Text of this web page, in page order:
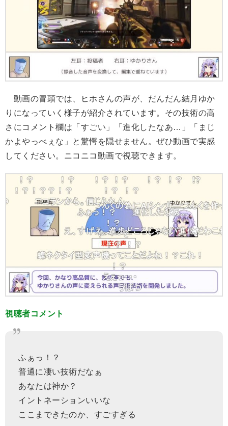
動画の冒頭では、ヒホさんの声が、だんだん結月ゆか
りになっていく様子が紹介されています。その技術の高
さにコメント欄は「すごい」「進化したなあ…」「まじ
かよやっべぇな」と驚愕を隠せません。ぜひ動画で実感
してください。ニコニコ動画で視聴できます。
視聴者コメント
ふぁっ！？
普通に凄い技術だなぁ
あなたは神か？
イントネーションいいな
ここまできたのか、すごすぎる